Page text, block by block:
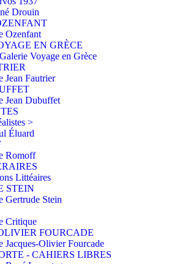
Drouin
Ozenfant
EN GRÈCE
Galerie Voyage en Grèce
Jean Fautrier
Jean Dubuffet
>
Éluard
Romoff
Littéaires
STEIN
Gertrude Stein
Critique
FOURCADE
Jacques-Olivier Fourcade
- CAHIERS LIBRES